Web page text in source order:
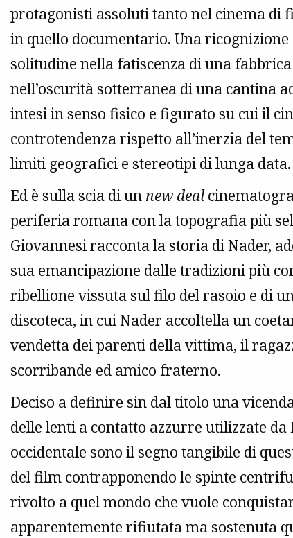
protagonisti assoluti tanto nel cinema di
in quello documentario. Una
solitudine nella fatiscenza di una fabbrica
nell’oscurità sotterranea di una cantina
intesi in senso fisico e figurato su cui il
controtendenza rispetto all’inerzia del
limiti geografici e stereotipi di lunga data.
Ed è sulla scia di un new deal
periferia romana con la topografia più
Giovannesi racconta la storia di Nader,
sua emancipazione dalle tradizioni più
ribellione vissuta sul filo del rasoio e di
discoteca, in cui Nader accoltella un
vendetta dei parenti della vittima, il
scorribande ed amico fraterno.
Deciso a definire sin dal titolo una
delle lenti a contatto azzurre utilizzate
occidentale sono il segno tangibile di
del film contrapponendo le spinte
rivolto a quel mondo che vuole
apparentemente rifiutata ma sostenuta